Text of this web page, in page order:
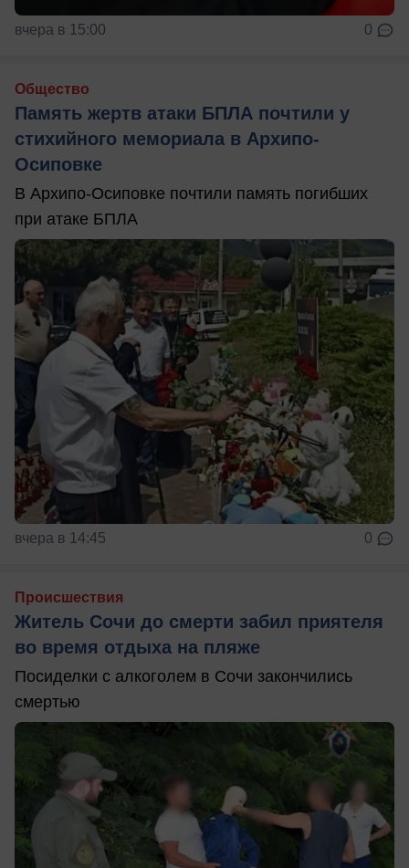
вчера в 15:00 0
Общество
Память жертв атаки БПЛА почтили у
стихийного мемориала в Архипо-
Осиповке
В Архипо-Осиповке почтили память погибших
при атаке БПЛА
вчера в 14:45 0
Происшествия
Житель Сочи до смерти забил приятеля
во время отдыха на пляже
Посиделки с алкоголем в Сочи закончились
смертью